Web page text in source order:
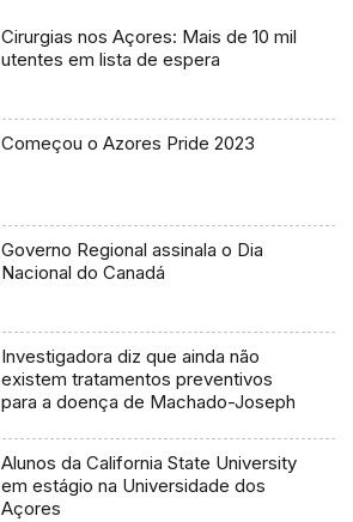
Cirurgias nos Açores: Mais de 10 mil
utentes em lista de espera
Começou o Azores Pride 2023
Governo Regional assinala o Dia
Nacional do Canadá
Investigadora diz que ainda não
existem tratamentos preventivos
para a doença de Machado-Joseph
Alunos da California State University
em estágio na Universidade dos
Açores